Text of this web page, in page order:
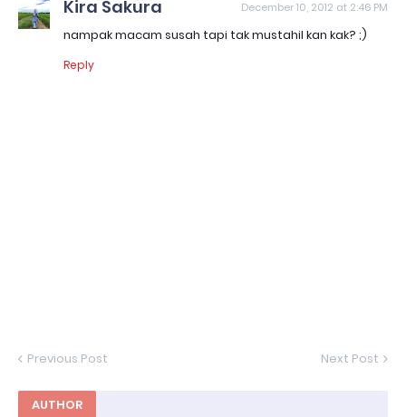
Kira Sakura December 10, 2012 at 2:46 PM
nampak macam susah tapi tak mustahil kan kak? ;)
Reply
Previous Post Next Post
AUTHOR